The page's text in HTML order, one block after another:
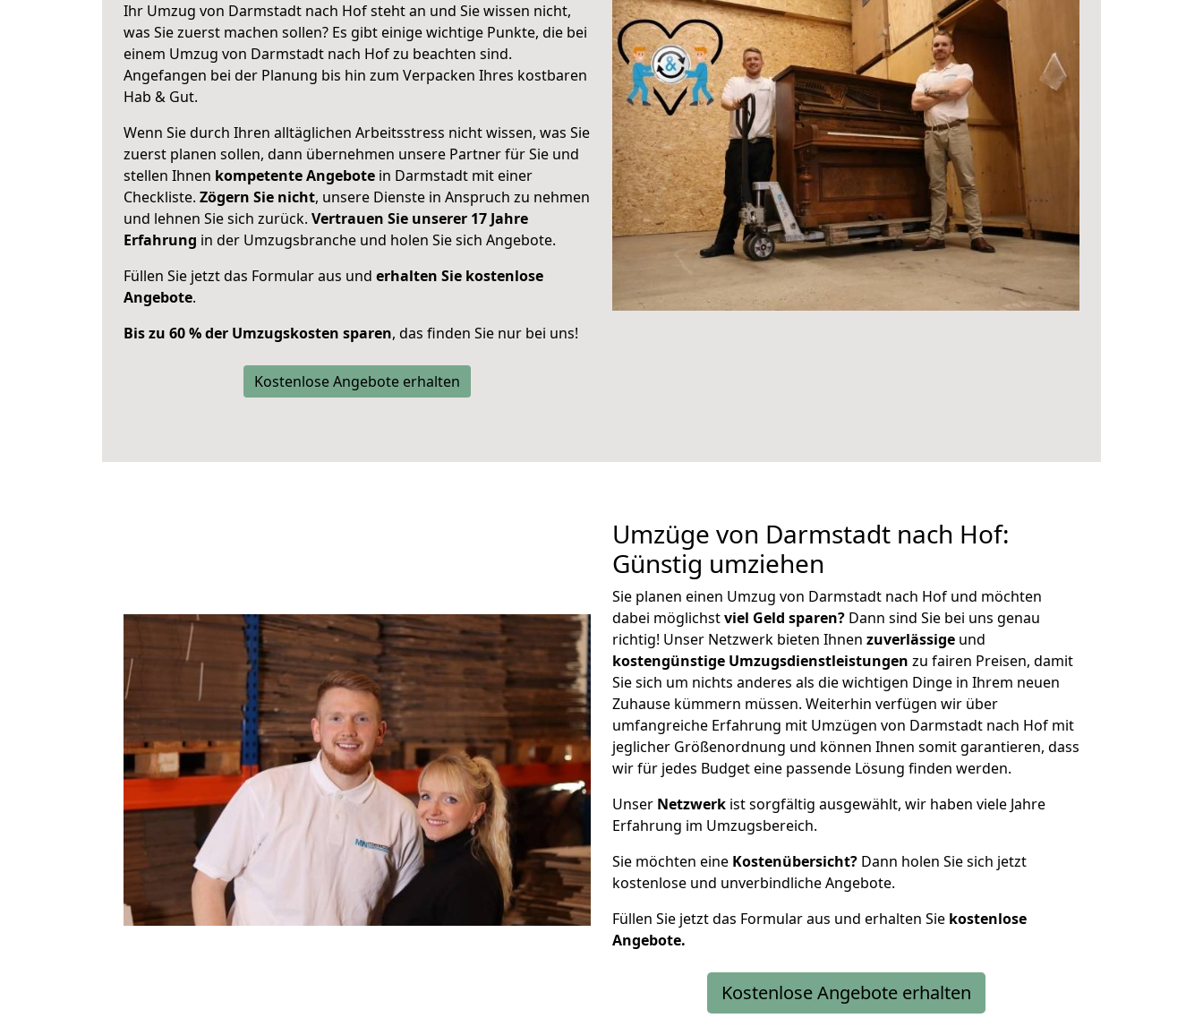
Ihr Umzug von Darmstadt nach Hof steht an und Sie wissen nicht,
was Sie zuerst machen sollen? Es gibt einige wichtige Punkte, die bei
einem Umzug von Darmstadt nach Hof zu beachten sind.
Angefangen bei der Planung bis hin zum Verpacken Ihres kostbaren
Hab & Gut.
Wenn Sie durch Ihren alltäglichen Arbeitsstress nicht wissen, was Sie
zuerst planen sollen, dann übernehmen unsere Partner für Sie und
stellen Ihnen kompetente Angebote in Darmstadt mit einer
Checkliste. Zögern Sie nicht, unsere Dienste in Anspruch zu nehmen
und lehnen Sie sich zurück. Vertrauen Sie unserer 17 Jahre
Erfahrung in der Umzugsbranche und holen Sie sich Angebote.
Füllen Sie jetzt das Formular aus und erhalten Sie kostenlose
Angebote.
Bis zu 60 % der Umzugskosten sparen, das finden Sie nur bei uns!
Kostenlose Angebote erhalten
Umzüge von Darmstadt nach Hof:
Günstig umziehen
Sie planen einen Umzug von Darmstadt nach Hof und möchten
dabei möglichstviel Geld sparen? Dann sind Sie bei uns genau
richtig! Unser Netzwerk bieten Ihnen zuverlässige und
kostengünstige Umzugsdienstleistungen zu fairen Preisen, damit
Sie sich um nichts anderes als die wichtigen Dinge in Ihrem neuen
Zuhause kümmern müssen. Weiterhin verfügen wir über
umfangreiche Erfahrung mit Umzügen von Darmstadt nach Hof mit
jeglicher Größenordnung und können Ihnen somit garantieren, dass
wir für jedes Budget eine passende Lösung finden werden.
Unser Netzwerk ist sorgfältig ausgewählt, wir haben viele Jahre
Erfahrung im Umzugsbereich.
Sie möchten eine Kostenübersicht? Dann holen Sie sich jetzt
kostenlose und unverbindliche Angebote.
Füllen Sie jetzt das Formular aus und erhalten Sie kostenlose
Angebote.
Kostenlose Angebote erhalten